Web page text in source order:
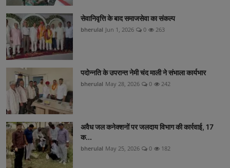
सेवानिवृत्ति के बाद समाजसेवा का संकल्प
bherulal Jun 1, 2026 0 263
पदोन्नति के उपरान्त नेमी चंद माली ने संभाला कार्यभार
bherulal May 28, 2026 0 242
अवैध जल कनेक्शनों पर जलदाय विभाग की कार्रवाई, 17
क...
bherulal May 25, 2026 0 182